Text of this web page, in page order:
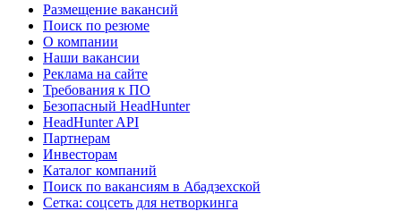
Размещение вакансий
Поиск по резюме
О компании
Наши вакансии
Реклама на сайте
Требования к ПО
Безопасный HeadHunter
HeadHunter API
Партнерам
Инвесторам
Каталог компаний
Поиск по вакансиям в Абадзехской
Сетка: соцсеть для нетворкинга